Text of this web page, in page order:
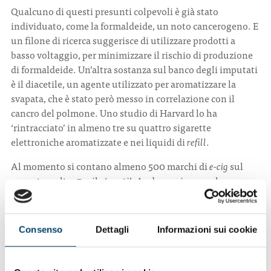
Consenso Dettagli Informazioni sui cookie
Qualcuno di questi presunti colpevoli è già stato
individuato, come la formaldeide, un noto cancerogeno. E
un filone di ricerca suggerisce di utilizzare prodotti a
basso voltaggio, per minimizzare il rischio di produzione
di formaldeide. Un’altra sostanza sul banco degli imputati
è il diacetile, un agente utilizzato per aromatizzare la
svapata, che è stato però messo in correlazione con il
cancro del polmone. Uno studio di Harvard lo ha
‘rintracciato’ in almeno tre su quattro sigarette
elettroniche aromatizzate e nei liquidi direfill.
Al momento si contano almeno 500 marchi die-cigsul
mercato e oltre 7 mila ‘gusti’. Andare a ricercare la
presenza di possibili cancerogeni in questo
mare magnum
è un lavoro quindi non da poco, che darà molto filo da
torcere agli scienziati.
“Per il momento con la nostra ricerca siamo riusciti a